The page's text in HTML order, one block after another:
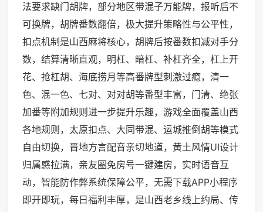
法要求缺门胡牌，部分地区带混子万能牌，报听后不
可换牌，胡牌番数翻倍，极大提升策略性与公平性，
扣点机制是山西麻将核心，胡牌后按番数扣减对手分
数，结算清晰直观，明杠、暗杠、补杠齐全，杠上开
花、抢杠胡、海底捞月等高番牌型刺激过瘾，清一
色、混一色、七对、对对胡等番型丰富，门清、绝张
加番等附加规则进一步提升乐趣，游戏全面覆盖山西
各地规则，太原扣点、大同带混、运城推倒胡等模式
自由切换，晋地方言配音亲切地道，黄土风情UI设计
归属感拉满，亲友圈免房号一键建房，实时语音互
动，智能防作弊系统保障公平，无需下载APP小程序
即开即玩，每日福利丰厚，是山西老乡线上约局、传